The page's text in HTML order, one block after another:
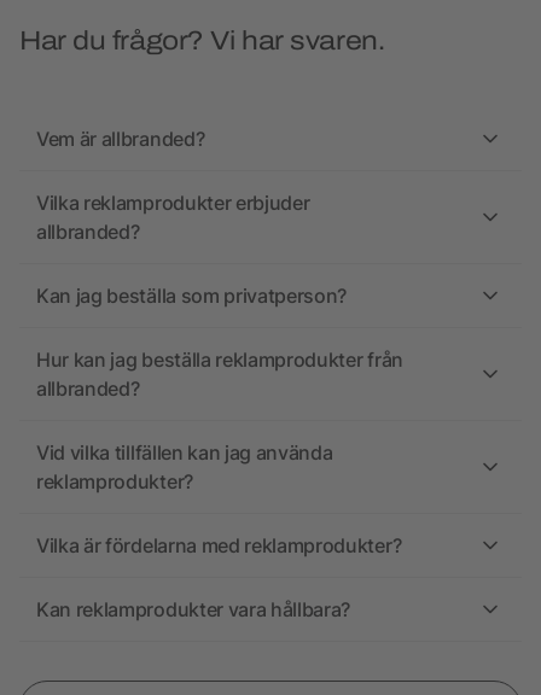
Har du frågor? Vi har svaren.
Vem är allbranded?
Vilka reklamprodukter erbjuder
allbranded?
Kan jag beställa som privatperson?
Hur kan jag beställa reklamprodukter från
allbranded?
Vid vilka tillfällen kan jag använda
reklamprodukter?
Vilka är fördelarna med reklamprodukter?
Kan reklamprodukter vara hållbara?